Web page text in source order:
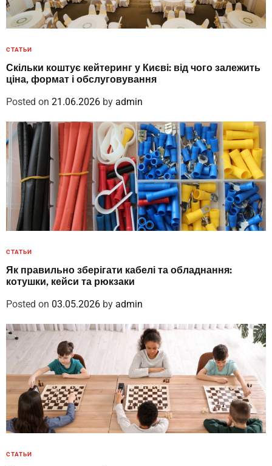
СТАТЬИ
Скільки коштує кейтеринг у Києві: від чого залежить
ціна, формат і обслуговування
Posted on 21.06.2026 by admin
СТАТЬИ
Як правильно зберігати кабелі та обладнання:
котушки, кейси та рюкзаки
Posted on 03.05.2026 by admin
СТАТЬИ